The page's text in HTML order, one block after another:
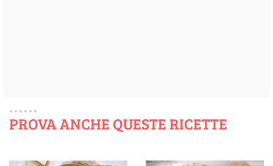
PROVA ANCHE QUESTE RICETTE